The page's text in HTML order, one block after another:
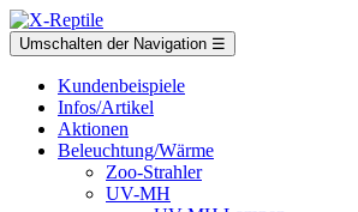
Umschalten der Navigation ☰
Kundenbeispiele
Infos/Artikel
Aktionen
Beleuchtung/Wärme
Zoo-Strahler
UV-MH